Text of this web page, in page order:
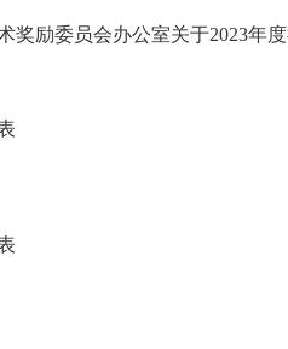
励委员会办公室关于2023年